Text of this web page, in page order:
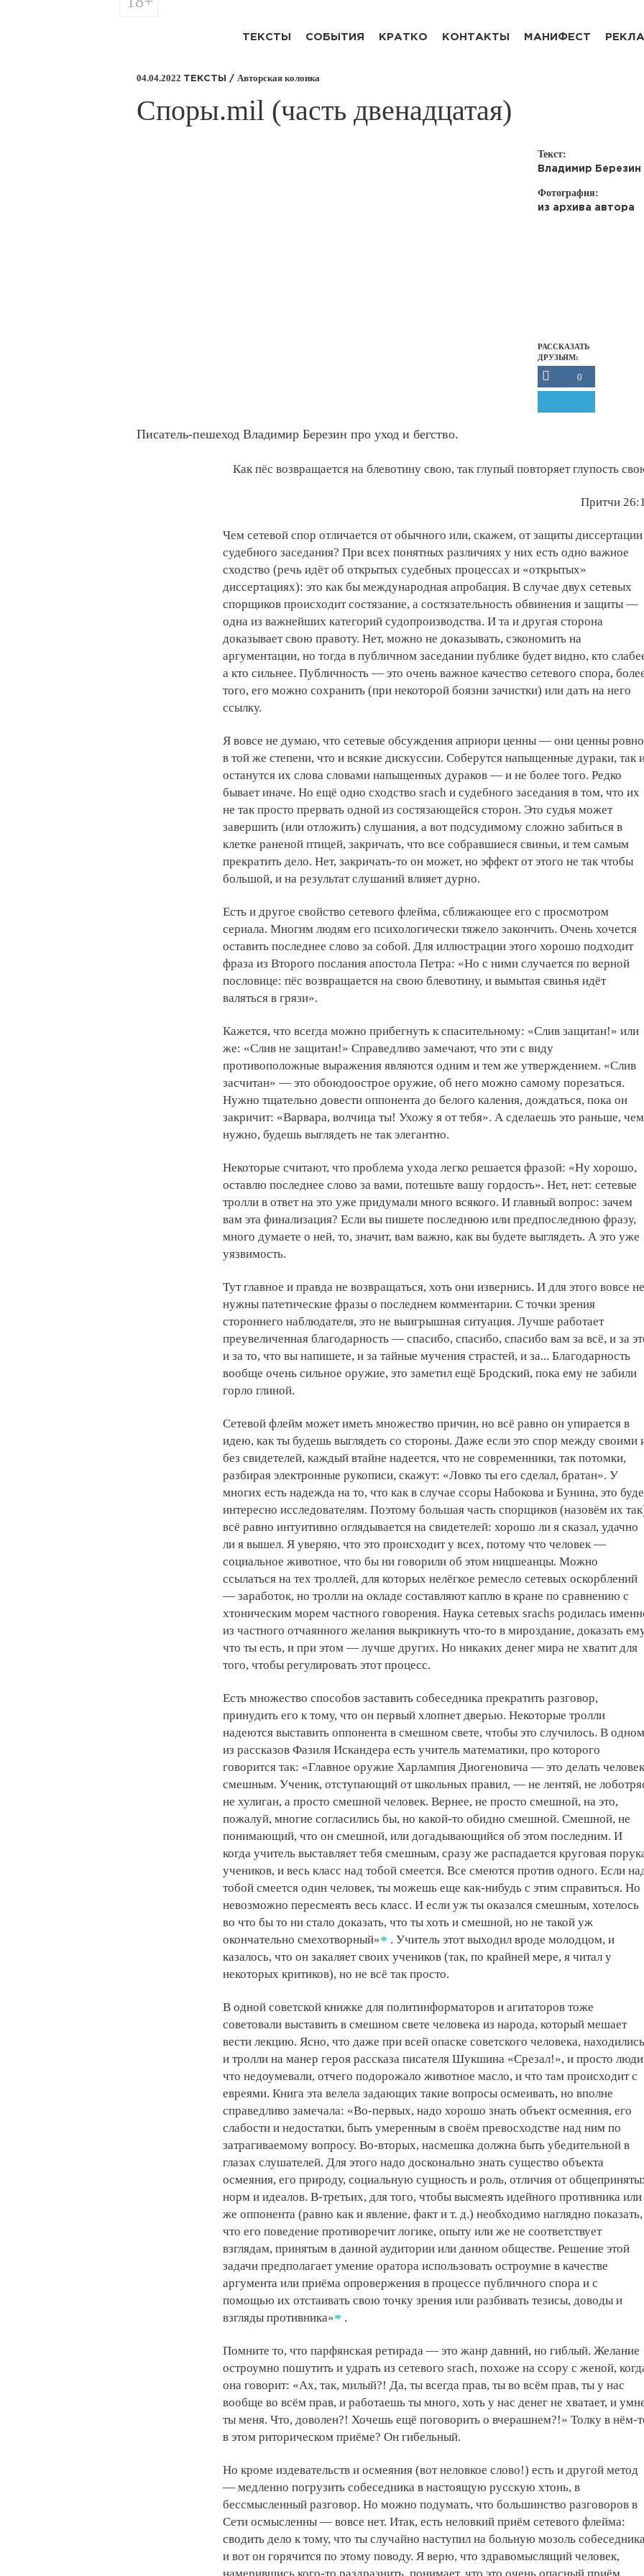
ТЕКСТЫ СОБЫТИЯ КРАТКО КОНТАКТЫ МАНИФЕСТ
04.04.2022 ТЕКСТЫ / Авторская колонка
​Споры.mil (часть двенадцатая)
Текст:
Владимир Березин
Фотография:
из архива автора
РАССКАЗАТЬ
ДРУЗЬЯМ:
0
Писатель-пешеход Владимир Березин про уход и бегство.
Как пёс возвращается на блевотину свою, так глупый повторяет глупость
Притчи
Чем сетевой спор отличается от обычного или, скажем, от защиты
судебного заседания? При всех понятных различиях у них есть одно важное
сходство (речь идёт об открытых судебных процессах и «открытых»
диссертациях): это как бы международная апробация. В случае двух сетевых
спорщиков происходит состязание, а состязательность обвинения и защиты —
одна из важнейших категорий судопроизводства. И та и другая сторона
доказывает свою правоту. Нет, можно не доказывать, сэкономить на
аргументации, но тогда в публичном заседании публике будет видно, кто
а кто сильнее. Публичность — это очень важное качество сетевого спора,
того, его можно сохранить (при некоторой боязни зачистки) или дать на него
ссылку.
Я вовсе не думаю, что сетевые обсуждения априори ценны — они ценны ровно
в той же степени, что и всякие дискуссии. Соберутся напыщенные дураки, так
останутся их слова словами напыщенных дураков — и не более того. Редко
бывает иначе. Но ещё одно сходство srach и судебного заседания в том, что их
не так просто прервать одной из состязающейся сторон. Это судья может
завершить (или отложить) слушания, а вот подсудимому сложно забиться в
клетке раненой птицей, закричать, что все собравшиеся свиньи, и тем самым
прекратить дело. Нет, закричать-то он может, но эффект от этого не так чтобы
большой, и на результат слушаний влияет дурно.
Есть и другое свойство сетевого флейма, сближающее его с просмотром
сериала. Многим людям его психологически тяжело закончить. Очень хочется
оставить последнее слово за собой. Для иллюстрации этого хорошо подходит
фраза из Второго послания апостола Петра: «Но с ними случается по верной
пословице: пёс возвращается на свою блевотину, и вымытая свинья идёт
валяться в грязи».
Кажется, что всегда можно прибегнуть к спасительному: «Слив защитан!» или
же: «Слив не защитан!» Справедливо замечают, что эти с виду
противоположные выражения являются одним и тем же утверждением. «Слив
заcчитан» — это обоюдоострое оружие, об него можно самому порезаться.
Нужно тщательно довести оппонента до белого каления, дождаться, пока он
закричит: «Варвара, волчица ты! Ухожу я от тебя». А сделаешь это раньше, чем
нужно, будешь выглядеть не так элегантно.
Некоторые считают, что проблема ухода легко решается фразой: «Ну хорошо,
оставлю последнее слово за вами, потешьте вашу гордость». Нет, нет: сетевые
тролли в ответ на это уже придумали много всякого. И главный вопрос: зачем
вам эта финализация? Если вы пишете последнюю или предпоследнюю фразу,
много думаете о ней, то, значит, вам важно, как вы будете выглядеть. А это уже
уязвимость.
Тут главное и правда не возвращаться, хоть они извернись. И для этого вовсе не
нужны патетические фразы о последнем комментарии. С точки зрения
стороннего наблюдателя, это не выигрышная ситуация. Лучше работает
преувеличенная благодарность — спасибо, спасибо, спасибо вам за всё, и за
и за то, что вы напишете, и за тайные мучения страстей, и за... Благодарность
вообще очень сильное оружие, это заметил ещё Бродский, пока ему не забили
горло глиной.
Сетевой флейм может иметь множество причин, но всё равно он упирается в
идею, как ты будешь выглядеть со стороны. Даже если это спор между своими
без свидетелей, каждый втайне надеется, что не современники, так потомки,
разбирая электронные рукописи, скажут: «Ловко ты его сделал, братан». У
многих есть надежда на то, что как в случае ссоры Набокова и Бунина, это
интересно исследователям. Поэтому большая часть спорщиков (назовём их
всё равно интуитивно оглядывается на свидетелей: хорошо ли я сказал, удачно
ли я вышел. Я уверяю, что это происходит у всех, потому что человек —
социальное животное, что бы ни говорили об этом ницшеанцы. Можно
ссылаться на тех троллей, для которых нелёгкое ремесло сетевых оскорблений
— заработок, но тролли на окладе составляют каплю в кране по сравнению с
хтоническим морем частного говорения. Наука сетевых srachs родилась
из частного отчаянного желания выкрикнуть что-то в мироздание, доказать
что ты есть, и при этом — лучше других. Но никаких денег мира не хватит для
того, чтобы регулировать этот процесс.
Есть множество способов заставить собеседника прекратить разговор,
принудить его к тому, что он первый хлопнет дверью. Некоторые тролли
надеются выставить оппонента в смешном свете, чтобы это случилось. В одном
из рассказов Фазиля Искандера есть учитель математики, про которого
говорится так: «Главное оружие Харлампия Диогеновича — это делать
смешным. Ученик, отступающий от школьных правил, — не лентяй, не
не хулиган, а просто смешной человек. Вернее, не просто смешной, на это,
пожалуй, многие согласились бы, но какой-то обидно смешной. Смешной, не
понимающий, что он смешной, или догадывающийся об этом последним. И
когда учитель выставляет тебя смешным, сразу же распадается круговая
учеников, и весь класс над тобой смеется. Все смеются против одного. Если
тобой смеется один человек, ты можешь еще как-нибудь с этим справиться. Но
невозможно пересмеять весь класс. И если уж ты оказался смешным, хотелось
во что бы то ни стало доказать, что ты хоть и смешной, но не такой уж
окончательно смехотворный» . Учитель этот выходил вроде молодцом, и
казалось, что он закаляет своих учеников (так, по крайней мере, я читал у
некоторых критиков), но не всё так просто.
В одной советской книжке для политинформаторов и агитаторов тоже
советовали выставить в смешном свете человека из народа, который мешает
вести лекцию. Ясно, что даже при всей опаске советского человека, находились
и тролли на манер героя рассказа писателя Шукшина «Срезал!», и просто
что недоумевали, отчего подорожало животное масло, и что там происходит с
евреями. Книга эта велела задающих такие вопросы осмеивать, но вполне
справедливо замечала: «Во-первых, надо хорошо знать объект осмеяния, его
слабости и недостатки, быть умеренным в своём превосходстве над ним по
затрагиваемому вопросу. Во-вторых, насмешка должна быть убедительной в
глазах слушателей. Для этого надо досконально знать существо объекта
осмеяния, его природу, социальную сущность и роль, отличия от
норм и идеалов. В-третьих, для того, чтобы высмеять идейного противника или
же оппонента (равно как и явление, факт и т. д.) необходимо наглядно показать,
что его поведение противоречит логике, опыту или же не соответствует
взглядам, принятым в данной аудитории или данном обществе. Решение этой
задачи предполагает умение оратора использовать остроумие в качестве
аргумента или приёма опровержения в процессе публичного спора и с
помощью их отстаивать свою точку зрения или разбивать тезисы, доводы и
взгляды противника» .
Помните то, что парфянская ретирада — это жанр давний, но гиблый. Желание
остроумно пошутить и удрать из сетевого srach, похоже на ссору с женой,
она говорит: «Ах, так, милый?! Да, ты всегда прав, ты во всём прав, ты у нас
вообще во всём прав, и работаешь ты много, хоть у нас денег не хватает, и
ты меня. Что, доволен?! Хочешь ещё поговорить о вчерашнем?!» Толку в нём-
в этом риторическом приёме? Он гибельный.
Но кроме издевательств и осмеяния (вот неловкое слово!) есть и другой метод
— медленно погрузить собеседника в настоящую русскую хтонь, в
бессмысленный разговор. Но можно подумать, что большинство разговоров в
Сети осмысленны — вовсе нет. Итак, есть неловкий приём сетевого флейма:
сводить дело к тому, что ты случайно наступил на больную мозоль
и вот он горячится по этому поводу. Я верю, что здравомыслящий человек,